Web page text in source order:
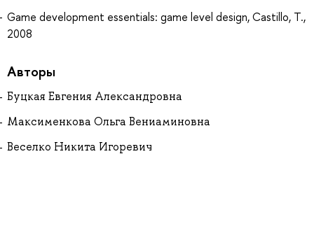
Game development essentials: game level design, Castillo, T.,
2008
Авторы
Буцкая Евгения Александровна
Максименкова Ольга Вениаминовна
Веселко Никита Игоревич